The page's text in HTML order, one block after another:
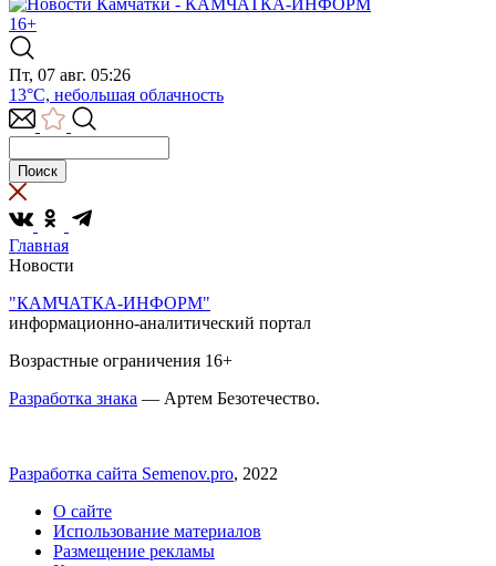
16+
Пт, 07 авг. 05:26
13°C, небольшая облачность
Главная
Новости
"КАМЧАТКА-ИНФОРМ"
информационно-аналитический портал
Возрастные ограничения 16+
Разработка знака — Артем Безотечество.
Разработка сайта Semenov.pro, 2022
О сайте
Использование материалов
Размещение рекламы